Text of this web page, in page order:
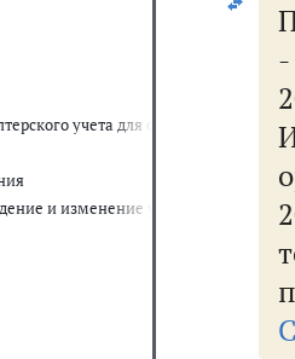
учета для организаций
и изменение учетной политики,